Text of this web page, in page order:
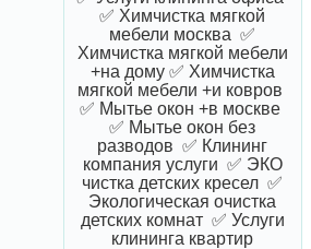
✅ Химчистка мягкой
мебели москва ✅
Химчистка мягкой мебели
+на дому ✅ Химчистка
мягкой мебели +и ковров
✅ Мытье окон +в москве
✅ Мытье окон без
разводов ✅ Клининг
компания услуги ✅ ЭКО
чистка детских кресел ✅
Экологическая очистка
детских комнат ✅ Услуги
клининга квартир